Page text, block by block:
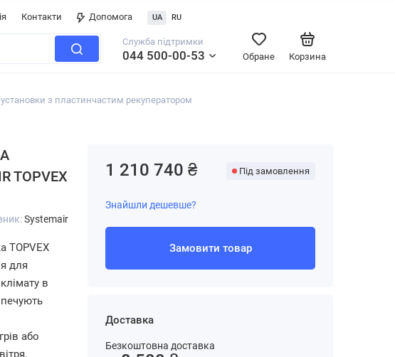
Контакти Допомога UA RU
Служба підтримки
044 500-00-53 Корзина
Обране
з пластинчастим рекуператором
TOPVEX
Systemair
TOPVEX
для
в
або
1 210 740 ₴ Під замовлення
Знайшли дешевше?
Замовити товар
Доставка
Безкоштовна доставка